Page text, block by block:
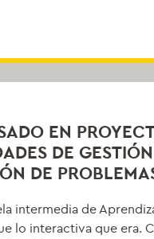
EN
DE
DE
intermedia de
lo interactiva que era.